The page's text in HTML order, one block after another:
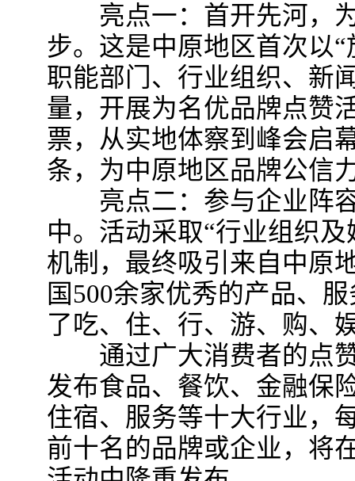
亮点一：首开先河，为
步。这是中原地区首次以
职能部门、行业组织、新
量，开展为名优品牌点赞
票，从实地体察到峰会启
条，为中原地区品牌公信
亮点二：参与企业阵容
中。活动采取“行业组织
机制，最终吸引来自中原
国500余家优秀的产品、
了吃、住、行、游、购、
通过广大消费者的点赞
发布食品、餐饮、金融保
住宿、服务等十大行业，
前十名的品牌或企业，将